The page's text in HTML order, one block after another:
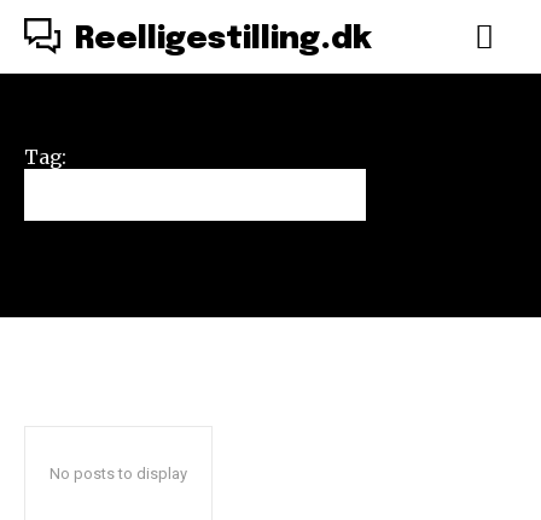
Reelligestilling.dk
Tag:
No posts to display